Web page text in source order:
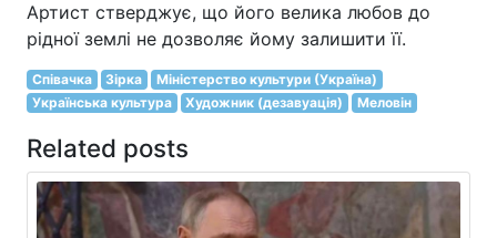
Артист стверджує, що його велика любов до
рідної землі не дозволяє йому залишити її.
Співачка Зірка
Міністерство культури (Україна)
Українська культура
Художник (дезавуація) Меловін
Related posts